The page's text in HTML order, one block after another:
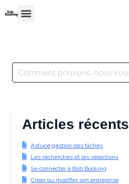
Articles récents
Astuce gestion des tâches
Les recherches et les sélections
Se connecter à Bob Booking
Créer ou modifier son entreprise